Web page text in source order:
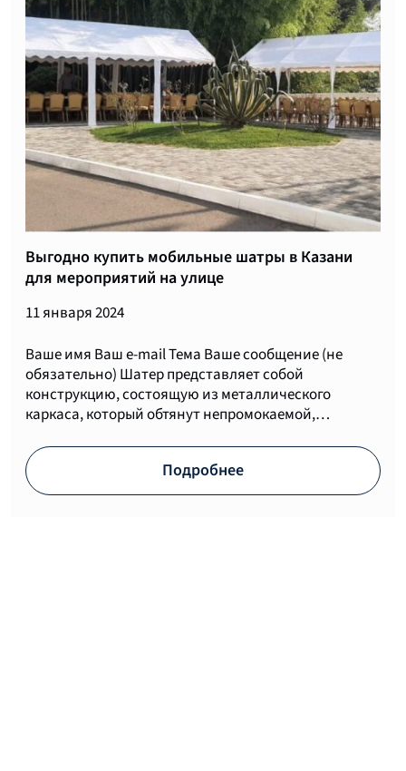
Выгодно купить мобильные шатры в Казани
для мероприятий на улице
11 января 2024
Ваше имя Ваш e-mail Тема Ваше сообщение (не
обязательно) Шатер представляет собой
конструкцию, состоящую из металлического
каркаса, который обтянут непромокаемой,…
Подробнее